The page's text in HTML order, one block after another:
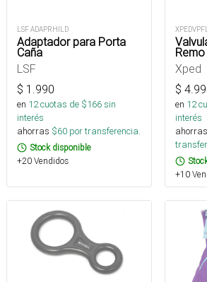
LSF ADAPRHILD
Adaptador para Porta
Caña
LSF
$ 1.990
en 12cuotas de $166sin
interés
ahorras $60 por transferencia.
Stock disponible
+20 Vendidos
Remo
Xped
$
en 12
interés
ahorras
+10